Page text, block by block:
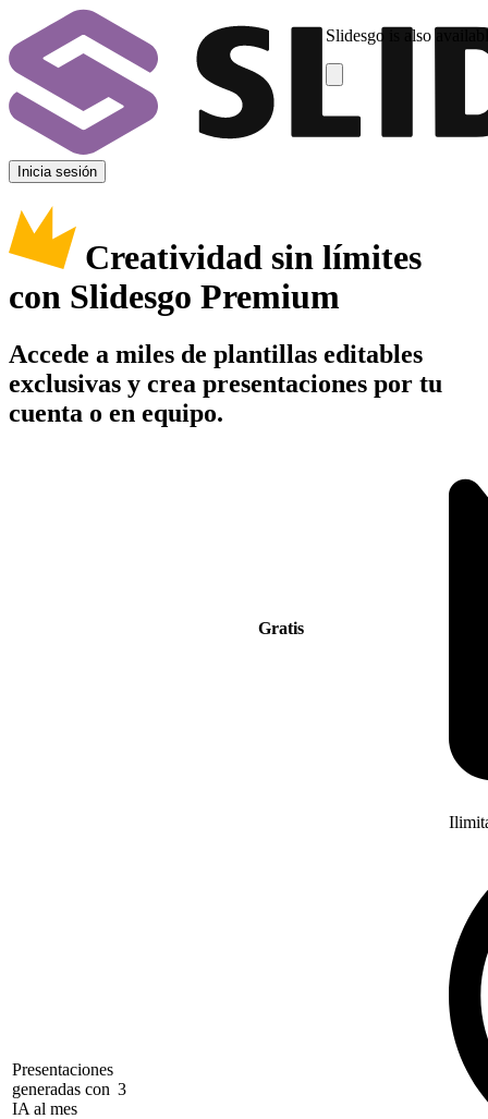
Slidesgo is also
Inicia sesión
Creatividad sin límites
con Slidesgo Premium
Accede a miles de plantillas editables
exclusivas y crea presentaciones por tu
cuenta o en equipo.
Gratis
Presentaciones
generadas con
IA al mes
3